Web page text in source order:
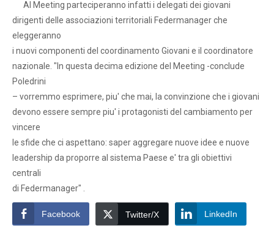
Al Meeting parteciperanno infatti i delegati dei giovani
dirigenti delle associazioni territoriali Federmanager che
eleggeranno
i nuovi componenti del coordinamento Giovani e il coordinatore
nazionale. "In questa decima edizione del Meeting -conclude
Poledrini
– vorremmo esprimere, piu' che mai, la convinzione che i giovani
devono essere sempre piu' i protagonisti del cambiamento per
vincere
le sfide che ci aspettano: saper aggregare nuove idee e nuove
leadership da proporre al sistema Paese e' tra gli obiettivi
centrali
di Federmanager" .
Facebook Twitter/X LinkedIn